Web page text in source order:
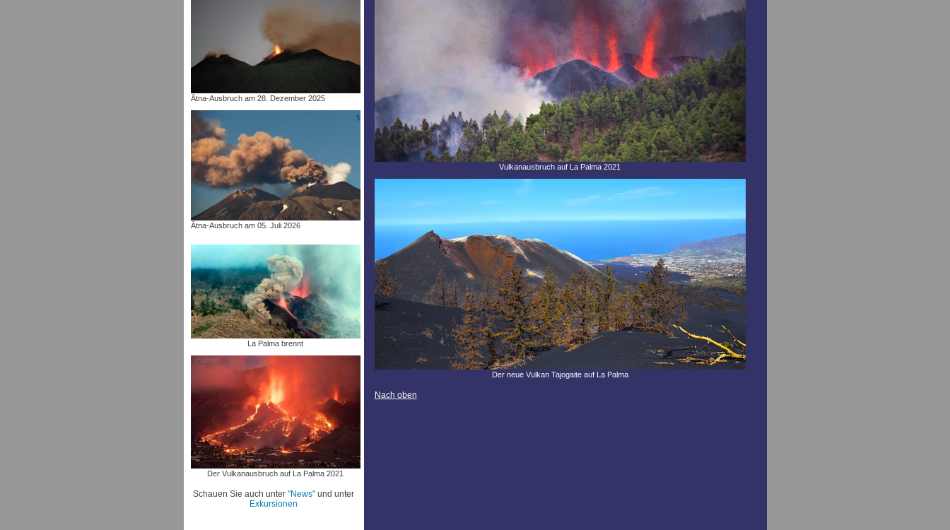
Ätna-Ausbruch am 28. Dezember 2025
Ätna-Ausbruch am 05. Juli 2026
La Palma brennt
Der Vulkanausbruch auf La Palma 2021
Schauen Sie auch unter "News" und unter
Exkursionen
Vulkanausbruch auf La Palma 2021
Der neue Vulkan Tajogaite auf La Palma
Nach oben